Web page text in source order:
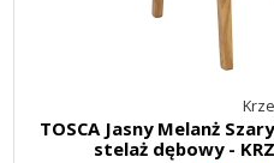
TOSCA Jasny Melanż
stelaż dębowy -